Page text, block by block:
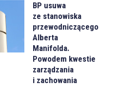
BP usuwa
ze stanowiska
przewodniczącego
Alberta
Manifolda.
Powodem kwestie
zarządzania
i zachowania